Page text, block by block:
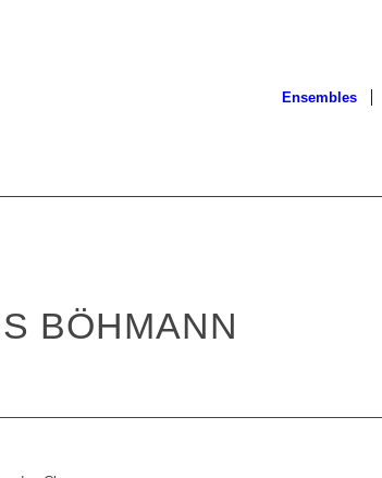
Ensembles
BÖHMANN